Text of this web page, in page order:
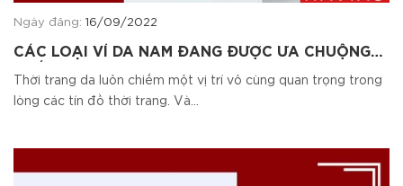
Ngày đăng: 16/09/2022
CÁC LOẠI VÍ DA NAM ĐANG ĐƯỢC ƯA CHUỘNG
Thời trang da luôn chiếm một vị trí vô cùng quan trọng trong
lòng các tín đồ thời trang. Và...